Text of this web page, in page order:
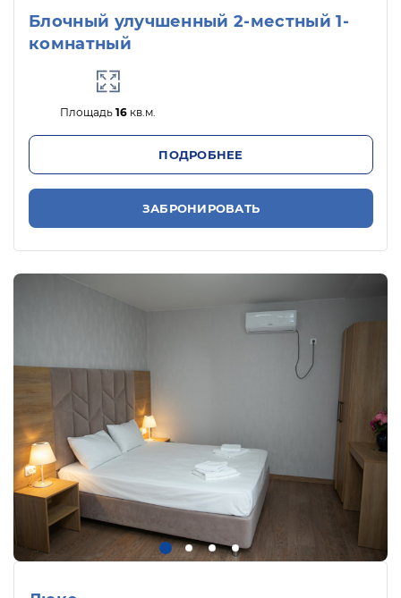
Блочный улучшенный 2-местный 1-
комнатный
Площадь16 кв.м.
ПОДРОБНЕЕ
ЗАБРОНИРОВАТЬ